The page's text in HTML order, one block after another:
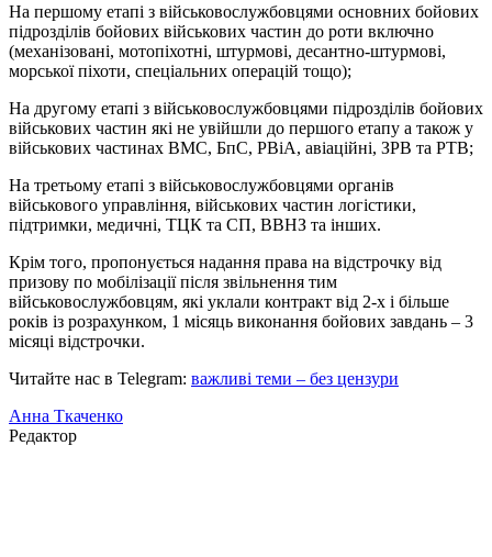
На першому етапі з військовослужбовцями основних бойових
підрозділів бойових військових частин до роти включно
(механізовані, мотопіхотні, штурмові, десантно-штурмові,
морської піхоти, спеціальних операцій тощо);
На другому етапі з військовослужбовцями підрозділів бойових
військових частин які не увійшли до першого етапу а також у
військових частинах ВМС, БпС, РВіА, авіаційні, ЗРВ та РТВ;
На третьому етапі з військовослужбовцями органів
військового управління, військових частин логістики,
підтримки, медичні, ТЦК та СП, ВВНЗ та інших.
Крім того, пропонується надання права на відстрочку від
призову по мобілізації після звільнення тим
військовослужбовцям, які уклали контракт від 2-х і більше
років із розрахунком, 1 місяць виконання бойових завдань – 3
місяці відстрочки.
Читайте нас в Telegram: важливі теми – без цензури
Анна Ткаченко
Редактор